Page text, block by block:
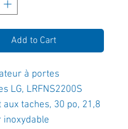
Add to Cart
à portes
LG, LRFNS2200S
taches, 30 po, 21,8
inoxydable